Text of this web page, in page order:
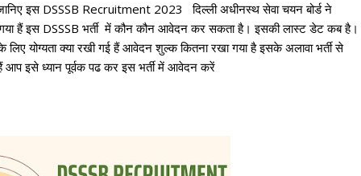
इस DSSSB Recruitment 2023 दिल्ली अधीनस्थ सेवा चयन बोर्ड ने
गया हैं इस DSSSB भर्ती में कौन कौन आवेदन कर सकता है। इसकी लास्ट डेट कब है।
योग्यता क्या रखी गई हैं आवेदन शुल्क कितना रखा गया है इसके अलावा भर्ती से
आप इसे ध्यान पूर्वक पढ कर इस भर्ती में आवेदन करें